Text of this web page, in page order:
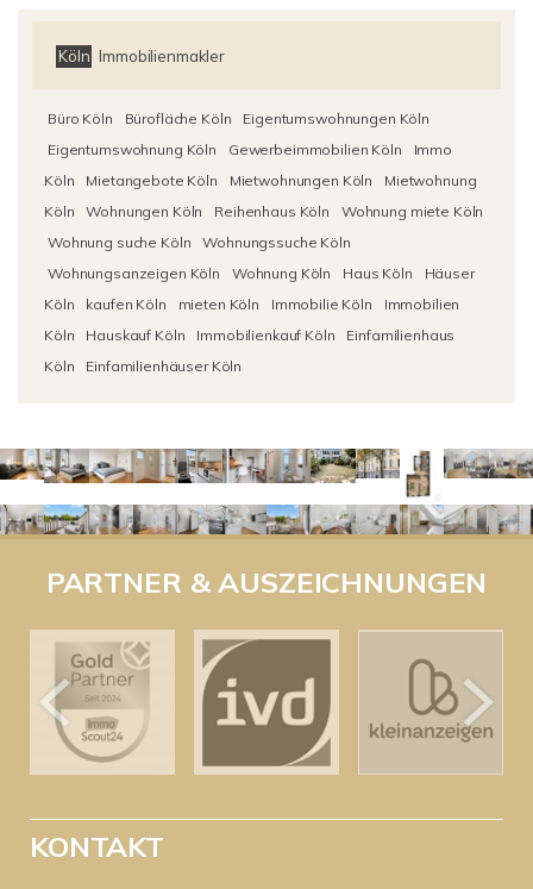
Köln Immobilienmakler
Büro Köln Bürofläche Köln
Eigentumswohnungen Köln
Eigentumswohnung Köln
Gewerbeimmobilien Köln
Immo
Köln
Mietangebote Köln Mietwohnungen Köln
Mietwohnung
Köln
Wohnungen Köln Reihenhaus Köln
Wohnung miete Köln
Wohnung suche Köln
Wohnungssuche Köln
Wohnungsanzeigen Köln
Wohnung Köln Haus Köln
Häuser
Köln
kaufen Köln mieten Köln Immobilie Köln
Immobilien
Köln
Hauskauf Köln Immobilienkauf Köln
Einfamilienhaus
Köln
Einfamilienhäuser Köln
PARTNER & AUSZEICHNUNGEN
KONTAKT